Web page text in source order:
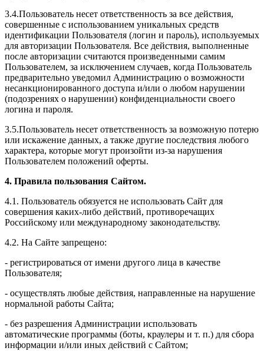
3.4.Пользователь несет ответственность за все действия,
совершенные с использованием уникальных средств
идентификации Пользователя (логин и пароль), используемых
для авторизации Пользователя. Все действия, выполненные
после авторизации считаются произведенными самим
Пользователем, за исключением случаев, когда Пользователь
предварительно уведомил Администрацию о возможности
несанкционированного доступа и/или о любом нарушении
(подозрениях о нарушении) конфиденциальности своего
логина и пароля.
3.5.Пользователь несет ответственность за возможную потерю
или искажение данных, а также другие последствия любого
характера, которые могут произойти из-за нарушения
Пользователем положений оферты.
4. Правила пользования Сайтом.
4.1. Пользователь обязуется не использовать Сайт для
совершения каких-либо действий, противоречащих
Российскому или международному законодательству.
4.2. На Сайте запрещено:
- регистрироваться от имени другого лица в качестве
Пользователя;
- осуществлять любые действия, направленные на нарушение
нормальной работы Сайта;
- без разрешения Администрации использовать
автоматические программы (боты, краулеры и т. п.) для сбора
информации и/или иных действий с Сайтом;